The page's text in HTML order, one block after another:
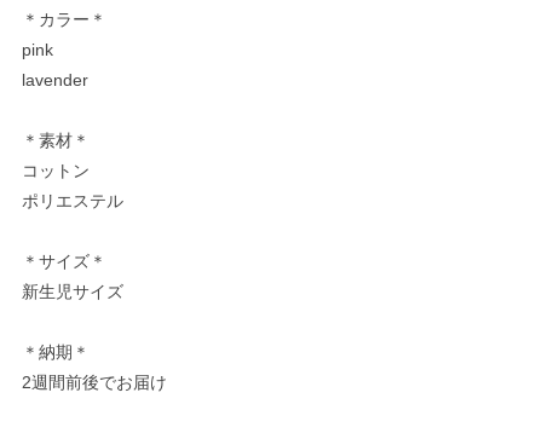
＊カラー＊
pink
lavender
＊素材＊
コットン
ポリエステル
＊サイズ＊
新生児サイズ
＊納期＊
2週間前後でお届け